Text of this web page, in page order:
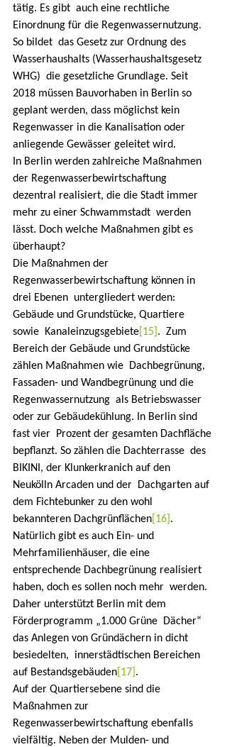
tätig. Es gibt  auch eine rechtliche
Einordnung für die Regenwassernutzung.
So bildet  das Gesetz zur Ordnung des
Wasserhaushalts (Wasserhaushaltsgesetz
WHG)  die gesetzliche Grundlage. Seit
2018 müssen Bauvorhaben in Berlin so
geplant werden, dass möglichst kein
Regenwasser in die Kanalisation oder
anliegende Gewässer geleitet wird.
In Berlin werden zahlreiche Maßnahmen
der Regenwasserbewirtschaftung
dezentral realisiert, die die Stadt immer
mehr zu einer Schwammstadt  werden
lässt. Doch welche Maßnahmen gibt es
überhaupt?
Die Maßnahmen der
Regenwasserbewirtschaftung können in
drei Ebenen  untergliedert werden:
Gebäude und Grundstücke, Quartiere
sowie  Kanaleinzugsgebiete [15] .  Zum
Bereich der Gebäude und Grundstücke
zählen Maßnahmen wie  Dachbegrünung,
Fassaden- und Wandbegrünung und die
Regenwassernutzung  als Betriebswasser
oder zur Gebäudekühlung. In Berlin sind
fast vier  Prozent der gesamten Dachfläche
bepflanzt. So zählen die Dachterrasse  des
BIKINI, der Klunkerkranich auf den
Neukölln Arcaden und der  Dachgarten auf
dem Fichtebunker zu den wohl
bekannteren Dachgrünflächen [16] .
Natürlich gibt es auch Ein- und
Mehrfamilienhäuser, die eine
entsprechende Dachbegrünung realisiert
haben, doch es sollen noch mehr  werden.
Daher unterstützt Berlin mit dem
Förderprogramm „1.000 Grüne  Dächer“
das Anlegen von Gründächern in dicht
besiedelten,  innerstädtischen Bereichen
auf Bestandsgebäuden [17] .
Auf der Quartiersebene sind die
Maßnahmen zur
Regenwasserbewirtschaftung ebenfalls
vielfältig. Neben der Mulden- und